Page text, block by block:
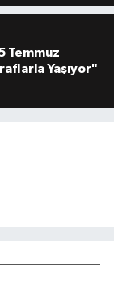
Temmuz
Yaşıyor"